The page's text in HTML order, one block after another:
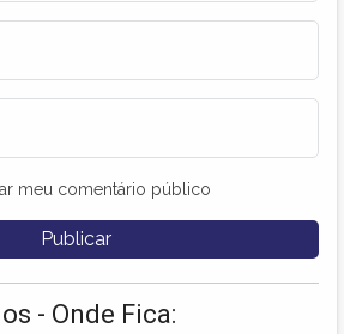
meu comentário público
- Onde Fica: